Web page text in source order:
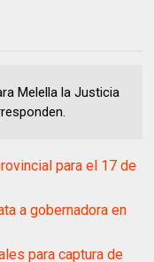
Melella la Justicia
para el 17 de
a gobernadora en
para captura de